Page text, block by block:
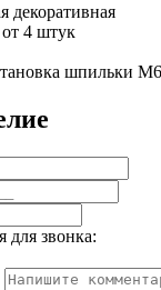
декоративная
от 4 штук
шпильки
для звонка: